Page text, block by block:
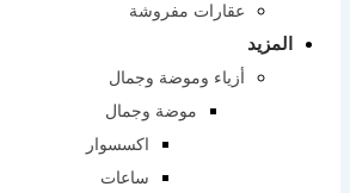
عقارات مفروشة
المزيد
أزياء وموضة وجمال
موضة وجمال
اكسسوار
ساعات